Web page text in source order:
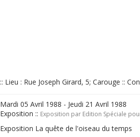
:: Lieu : Rue Joseph Girard, 5; Carouge ::
Mardi 05 Avril 1988 - Jeudi 21 Avril 1988
Exposition :: Exposition par Edition Spéciale
Exposition La quête de l'oiseau du temps